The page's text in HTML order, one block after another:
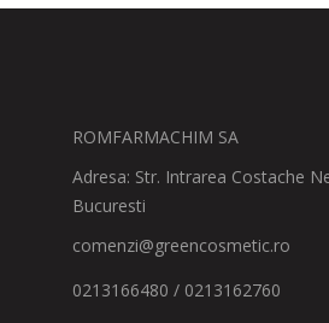
ROMFARMACHIM SA
Adresa: Str. Intrarea Costache
Bucuresti
comenzi@greencosmetic.ro
0213166480 / 0213162760